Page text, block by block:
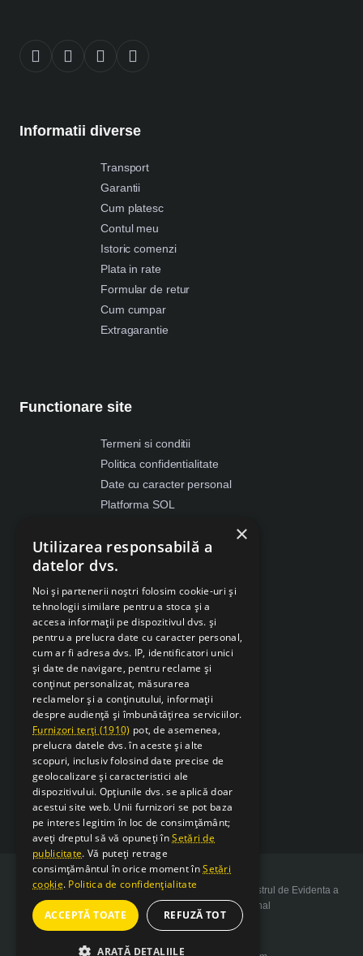
Informatii diverse
Transport
Garantii
Cum platesc
Contul meu
Istoric comenzi
Plata in rate
Formular de retur
Cum cumpar
Extragarantie
Functionare site
Termeni si conditii
Politica confidentialitate
Date cu caracter personal
Platforma SOL
Despre Cookies
Retragere din contract
Copyright 2026 SarcSudex.ro Website inscris in Registrul de Evidenta a
Prelucrarii de Date cu Caracter Personal
×
Utilizarea responsabilă a
datelor dvs.
Noi și partenerii noștri folosim cookie-uri și
tehnologii similare pentru a stoca și a
accesa informații pe dispozitivul dvs. și
pentru a prelucra date cu caracter personal,
cum ar fi adresa dvs. IP, identificatori unici
și date de navigare, pentru reclame și
conținut personalizat, măsurarea
reclamelor și a conținutului, informații
despre audiență și îmbunătățirea serviciilor.
Furnizori terți (1910) pot, de asemenea,
prelucra datele dvs. în aceste și alte
scopuri, inclusiv folosind date precise de
geolocalizare și caracteristici ale
dispozitivului. Opțiunile dvs. se aplică doar
acestui site web. Unii furnizori se pot baza
pe interes legitim în loc de consimțământ;
aveți dreptul să vă opuneți înSetări de
publicitate. Vă puteți retrage
consimțământul în orice moment înSetări
cookie. Politica de confidențialitate
ACCEPTĂ TOATE REFUZĂ TOT
ARATĂ DETALIILE